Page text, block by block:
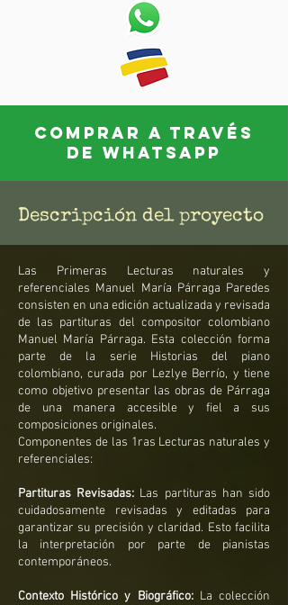
COMPRAR A TRAVÉS
DE WHATSAPP
Descripción del proyecto
Las Primeras Lecturas naturales y
referenciales Manuel María Párraga Paredes
consisten en una edición actualizada y revisada
de las partituras del compositor colombiano
Manuel María Párraga. Esta colección forma
parte de la serie Historias del piano
colombiano, curada por Lezlye Berrío, y tiene
como objetivo presentar las obras de Párraga
de una manera accesible y fiel a sus
composiciones originales.
Componentes de las 1ras Lecturas naturales y
referenciales:
Partituras Revisadas: Las partituras han sido
cuidadosamente revisadas y editadas para
garantizar su precisión y claridad. Esto facilita
la interpretación por parte de pianistas
contemporáneos.
Contexto Histórico y Biográfico:La colección